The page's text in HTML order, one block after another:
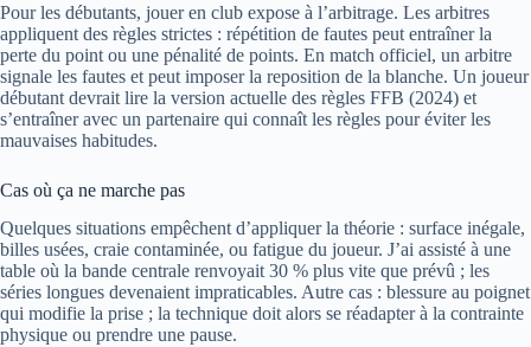
Pour les débutants, jouer en club expose à l’arbitrage. Les arbitres
appliquent des règles strictes : répétition de fautes peut entraîner la
perte du point ou une pénalité de points. En match officiel, un arbitre
signale les fautes et peut imposer la reposition de la blanche. Un joueur
débutant devrait lire la version actuelle des règles FFB (2024) et
s’entraîner avec un partenaire qui connaît les règles pour éviter les
mauvaises habitudes.
Cas où ça ne marche pas
Quelques situations empêchent d’appliquer la théorie : surface inégale,
billes usées, craie contaminée, ou fatigue du joueur. J’ai assisté à une
table où la bande centrale renvoyait 30 % plus vite que prévû ; les
séries longues devenaient impraticables. Autre cas : blessure au poignet
qui modifie la prise ; la technique doit alors se réadapter à la contrainte
physique ou prendre une pause.